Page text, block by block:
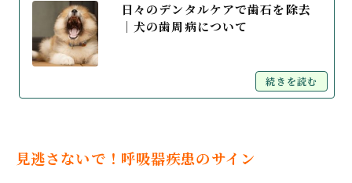
日々のデンタルケアで歯石を除去
│犬の歯周病について
続きを読む
見逃さないで！呼吸器疾患のサイン